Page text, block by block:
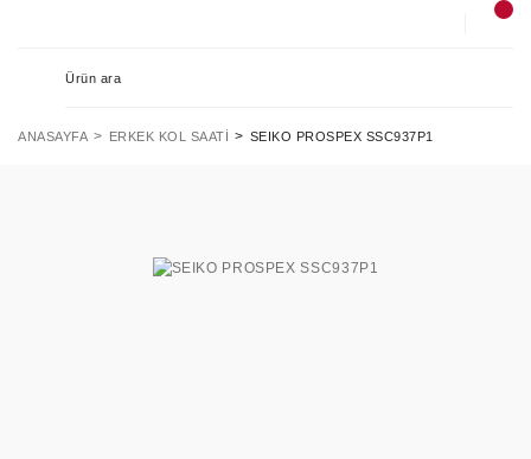
ANASAYFA ERKEK KOL SAATI SEIKO PROSPEX SSC937P1